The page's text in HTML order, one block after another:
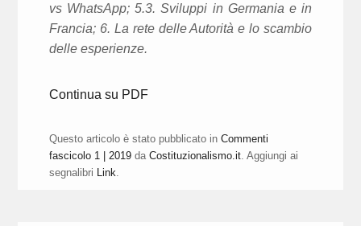
vs WhatsApp; 5.3. Sviluppi in Germania e in
Francia; 6. La rete delle Autorità e lo scambio
delle esperienze.
Continua su PDF
Questo articolo è stato pubblicato inCommenti
fascicolo 1 | 2019 daCostituzionalismo.it . Aggiungi ai
segnalibri
Link